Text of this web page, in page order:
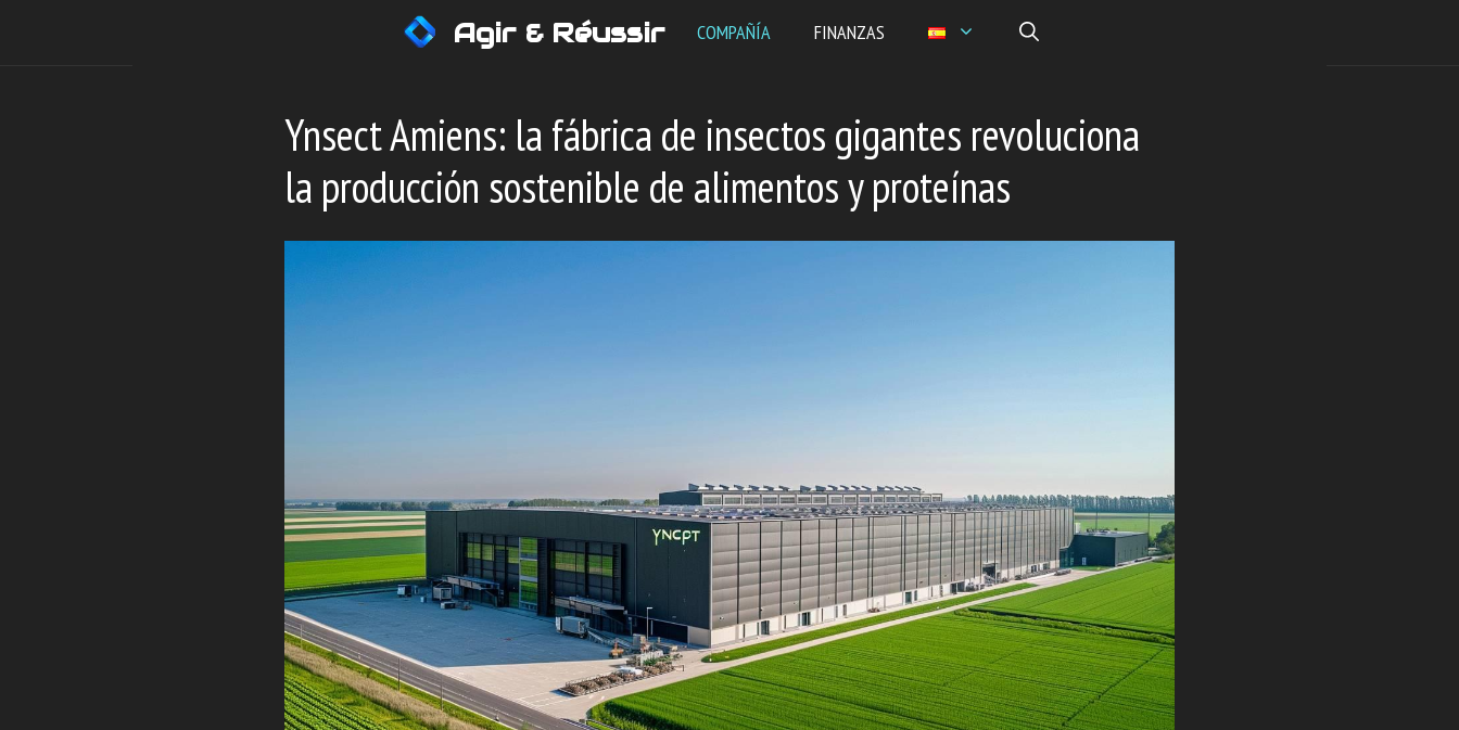
Agir & Réussir COMPAÑÍA FINANZAS
Ynsect Amiens: la fábrica de insectos gigantes revoluciona
la producción sostenible de alimentos y proteínas